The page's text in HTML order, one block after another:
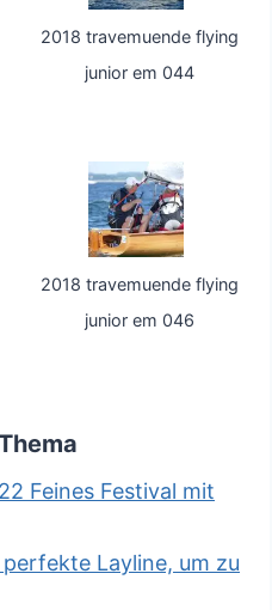
2018 travemuende flying
junior em 044
2018 travemuende flying
junior em 046
Feines Festival mit
Layline, um zu